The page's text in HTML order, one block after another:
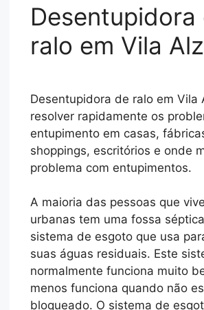
Desentupidora
ralo em Vila
Desentupidora de ralo em Vila
resolver rapidamente os
entupimento em casas,
shoppings, escritórios e onde
problema com entupimentos.
A maioria das pessoas que
urbanas tem uma fossa
sistema de esgoto que usa
suas águas residuais. Este
normalmente funciona muito
menos funciona quando não
bloqueado. O sistema de